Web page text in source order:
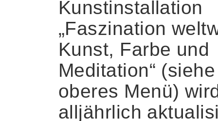
Kunstinstallation
„Faszination
Kunst, Farbe und
Meditation“ (siehe
oberes Menü)
alljährlich